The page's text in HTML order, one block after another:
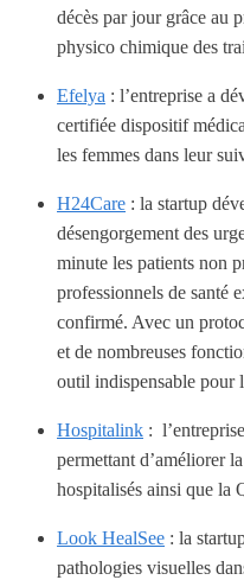
décès par jour grâce au
physico chimique des
Efelya : l’entreprise a
certifiée dispositif
les femmes dans leur
H24Care : la startup
désengorgement des
minute les patients non
professionnels de santé
confirmé. Avec un
et de nombreuses
outil indispensable
Hospitalink :
permettant d’améliorer
hospitalisés ainsi que la
Look HealSee : la
pathologies visuelles